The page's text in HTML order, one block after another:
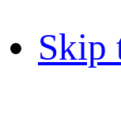
Skip